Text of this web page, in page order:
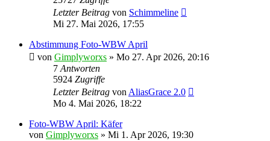
Letzter Beitrag von Schimmeline
Mi 27. Mai 2026, 17:55
Abstimmung Foto-WBW April
von Gimplyworxs » Mo 27. Apr 2026, 20:16
7 Antworten
5924 Zugriffe
Letzter Beitrag von AliasGrace 2.0
Mo 4. Mai 2026, 18:22
Foto-WBW April: Käfer
von Gimplyworxs » Mi 1. Apr 2026, 19:30